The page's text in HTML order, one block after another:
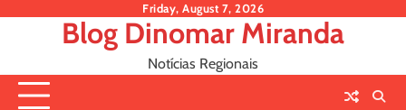
Friday, August 7, 2026
Blog Dinomar Miranda
Notícias Regionais